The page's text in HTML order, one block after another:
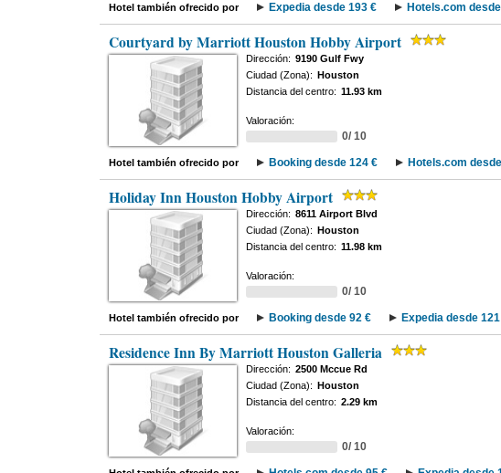
Hotel también ofrecido por Expedia desde 193 € Hotels.com
Courtyard by Marriott Houston Hobby Airport
Dirección: 9190 Gulf Fwy
Ciudad (Zona): Houston
Distancia del centro: 11.93 km
Valoración:
0/ 10
Hotel también ofrecido por Booking desde 124 € Hotels.com
Holiday Inn Houston Hobby Airport
Dirección: 8611 Airport Blvd
Ciudad (Zona): Houston
Distancia del centro: 11.98 km
Valoración:
0/ 10
Hotel también ofrecido por Booking desde 92 € Expedia desde
Residence Inn By Marriott Houston Galleria
Dirección: 2500 Mccue Rd
Ciudad (Zona): Houston
Distancia del centro: 2.29 km
Valoración:
0/ 10